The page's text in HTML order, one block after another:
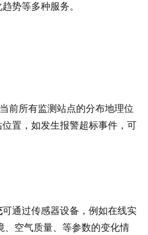
势等多种服务。
前所有监测站点的分布地理位
置，如发生报警超标事件，可
可通过传感器设备，例如在线实
、空气质量、等参数的变化情